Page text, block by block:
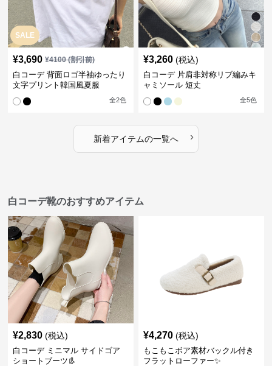
SALE
¥3,690 ¥4100(割引前)
白コーデ 背面ロゴ半袖ゆったり
文字プリント韓国風夏服
全2色
¥3,260 (税込)
白コーデ 片肩非対称リブ編みキ
ャミソール 短丈
全5色
新着アイテムの一覧へ ›
白コーデ靴のおすすめアイテム
¥2,830 (税込)
白コーデ ミニマル サイドゴア
ショートブーツ👢
¥4,270 (税込)
もこもこボア素材バックル付き
フラットローファー✨